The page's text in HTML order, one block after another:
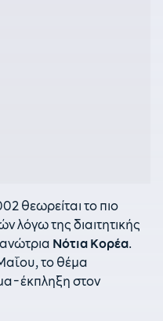
θεωρείται το πιο
λόγω της διαιτητικής
Νότια Κορέα.
το θέμα
έκπληξη στον